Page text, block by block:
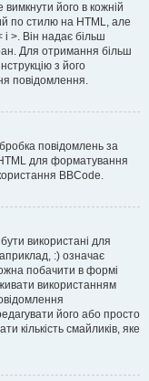
його в кожній
по стилю на HTML, але
і >. Він надає більш
Для отримання більш
з його
повідомлення.
повідомлень за
для форматування
BBCode.
використані для
:) означає
побачити в формі
використанням
його або просто
кількість смайликів, яке